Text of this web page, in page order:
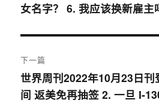
女名字？ 6. 我应该换新雇主
下一篇
下
篇
世界周刊2022年10月23日
间 返美免再抽签 2. 一旦 I-